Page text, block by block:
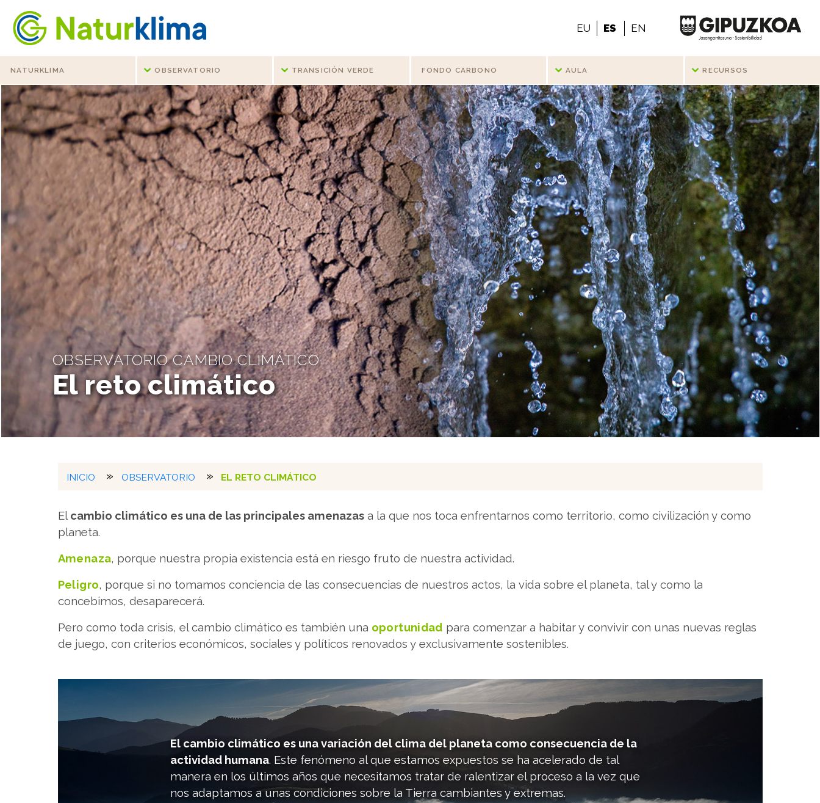
Ir al índice principal de contenidos
Ir a los contenidos
EU ES EN
NATURKLIMA OBSERVATORIO TRANSICIÓN VERDE FONDO CARBONO AULA RECURSOS
OBSERVATORIO CAMBIO CLIMÁTICO
El reto climático
INICIO OBSERVATORIO EL RETO CLIMÁTICO
El cambio climático es una de las principales amenazasa la que nos toca enfrentarnos como territorio, como civilización y como
planeta.
Amenaza, porque nuestra propia existencia está en riesgo fruto de nuestra actividad.
Peligro, porque si no tomamos conciencia de las consecuencias de nuestros actos, la vida sobre el planeta, tal y como la
concebimos, desaparecerá.
Pero como toda crisis, el cambio climático es también una oportunidad para comenzar a habitar y convivir con unas nuevas reglas
de juego, con criterios económicos, sociales y políticos renovados y exclusivamente sostenibles.
El cambio climático es una variación del clima del planeta como consecuencia de la
actividad humana. Este fenómeno al que estamos expuestos se ha acelerado de tal
manera en los últimos años que necesitamos tratar de ralentizar el proceso a la vez que
nos adaptamos a unas condiciones sobre la Tierra cambiantes y extremas.